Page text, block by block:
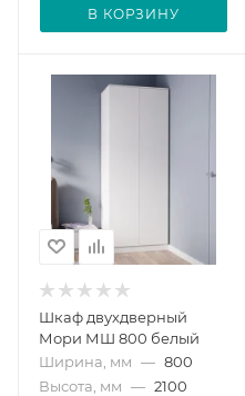
В КОРЗИНУ
Шкаф двухдверный
Мори МШ 800 белый
Ширина, мм — 800
Высота, мм — 2100